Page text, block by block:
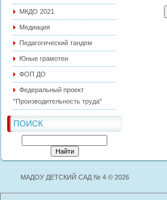
МКДО 2021
Медиация
Педагогический тандем
Юные грамотеи
ФОП ДО
Федеральный проект
"Производительность труда"
ПОИСК
МАДОУ ДЕТСКИЙ САД № 4 © 2026